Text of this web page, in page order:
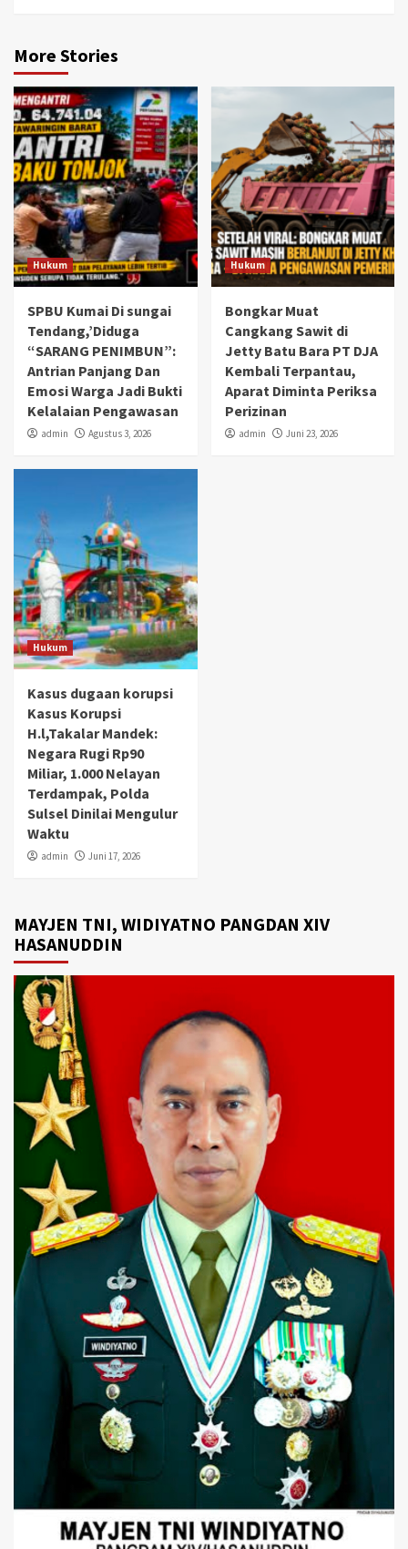
More Stories
Hukum
SPBU Kumai Di sungai
Tendang,’Diduga
“SARANG PENIMBUN”:
Antrian Panjang Dan
Emosi Warga Jadi Bukti
Kelalaian Pengawasan
admin Agustus 3, 2026
Hukum
Bongkar Muat
Cangkang Sawit di
Jetty Batu Bara PT DJA
Kembali Terpantau,
Aparat Diminta Periksa
Perizinan
admin Juni 23, 2026
Hukum
Kasus dugaan korupsi
Kasus Korupsi
H.l,Takalar Mandek:
Negara Rugi Rp90
Miliar, 1.000 Nelayan
Terdampak, Polda
Sulsel Dinilai Mengulur
Waktu
admin Juni 17, 2026
MAYJEN TNI, WIDIYATNO PANGDAN XIV
HASANUDDIN